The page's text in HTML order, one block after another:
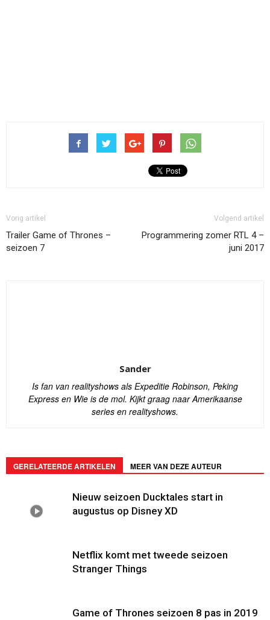
Vorig artikel
Trailer Game of Thrones –
seizoen 7
Volgend artikel
Programmering zomer RTL 4 –
juni 2017
Sander
Is fan van realityshows als Expeditie Robinson, Peking
Express en Wie is de mol. Kijkt graag naar Amerikaanse
series en realityshows.
GERELATEERDE ARTIKELEN MEER VAN DEZE AUTEUR
Nieuw seizoen Ducktales start in
augustus op Disney XD
Netflix komt met tweede seizoen
Stranger Things
Game of Thrones seizoen 8 pas in 2019